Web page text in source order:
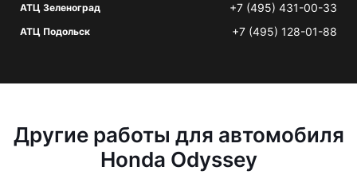
АТЦ Зеленоград +7 (495) 431-00-33
АТЦ Подольск +7 (495) 128-01-88
Другие работы для автомобиля
Honda Odyssey